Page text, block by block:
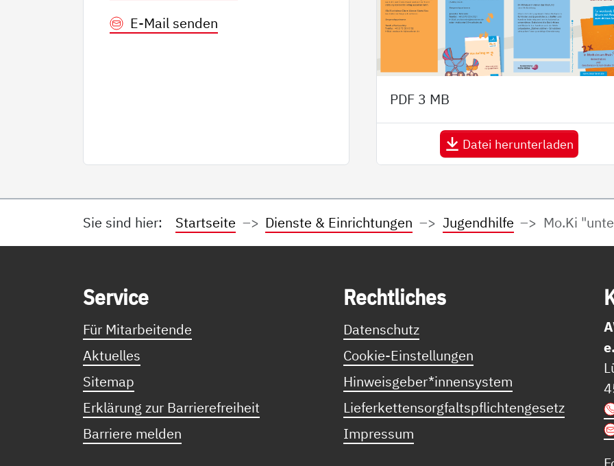
E-Mail senden
PDF 3 MB
Datei herunterladen
Sie sind hier: Startseite Dienste & Einrichtungen Jugendhilfe Mo.Ki
Ser­vice
Für Mitarbeitende
Aktuelles
Sitemap
Erklärung zur Barrierefreiheit
Barriere melden
Recht­li­ches
Datenschutz
Cookie-Einstellungen
Hinweisgeber*innensystem
Lieferkettensorgfaltspflichtengesetz
Impressum